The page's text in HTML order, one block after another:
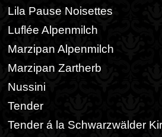
Lila Pause Noisettes
Luflée Alpenmilch
Marzipan Alpenmilch
Marzipan Zartherb
Nussini
Tender
Tender á la Schwarzwälder